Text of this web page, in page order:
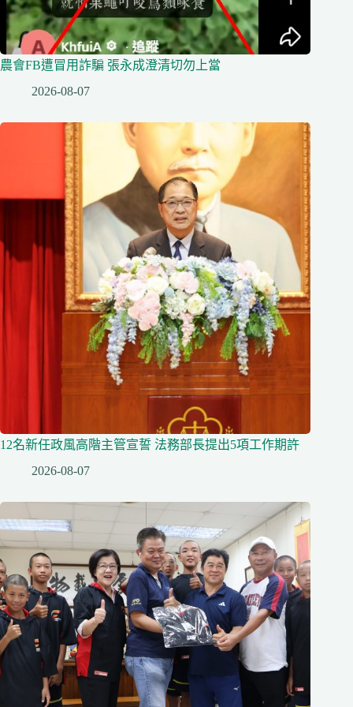
農會FB遭冒用詐騙 張永成澄清切勿上當
2026-08-07
12名新任政風高階主管宣誓 法務部長提出5項工作期許
2026-08-07